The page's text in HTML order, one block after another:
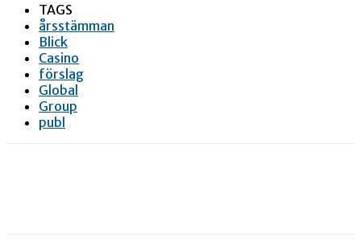
TAGS
årsstämman
Blick
Casino
förslag
Global
Group
publ